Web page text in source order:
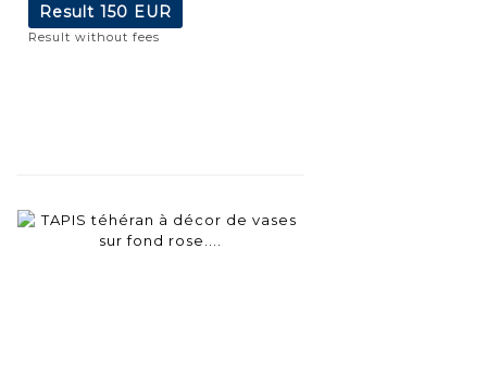
Result 150 EUR
Result without fees